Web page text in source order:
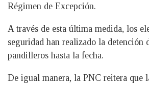
Régimen de Excepción.
A través de esta última medida, los
seguridad han realizado la detención
pandilleros hasta la fecha.
De igual manera, la PNC reitera que